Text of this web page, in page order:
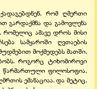
რომ ღმერთი
გარდაქმნა და გამოვლენა
ამავე დროს მისი
სამყაროში ღვთაების
მოქმედებს მათში,
როგორც ტიხომიროვი
წარმართული ფილოსოფია,
ემანაციაა. და მეტიც,